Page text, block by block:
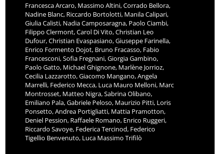
Francesca Arcaro, Massimo Altini, Corrado Bellora,
Nadine Blanc, Riccardo Bortolotti, Manila Calipari,
Giulia Calisti, Nadia Camposaragna, Paolo Ciambi,
Filippo Clermont, Carol Di Vito, Christian Leo
Dufour, Christian Evaspasiano, Giuseppe Farinella,
Enrico Formento Dojot, Bruno Fracasso, Fabio
Francesconi, Sofia Fregnani, Giorgia Gambino,
Paolo Gatto, Michael Ghignone, Marlène Jorrioz,
Cecilia Lazzarotto, Giacomo Mangano, Angela
Marrelli, Federico Mecca, Luca Mauro Melloni, Marc
Montrosset, Matteo Nigra, Sabrina Olibano,
Emiliano Pala, Gabriele Peloso, Maurizio Pitti, Loris
Ponsetto, Andrea Portigliatti, Mattia Pramotton,
Deniel Pession, Raffaele Romano, Enrico Ruggeri,
Riccardo Savoye, Federica Tercinod, Federico
Tigellio Benvenuto, Luca Massimo Trifilò